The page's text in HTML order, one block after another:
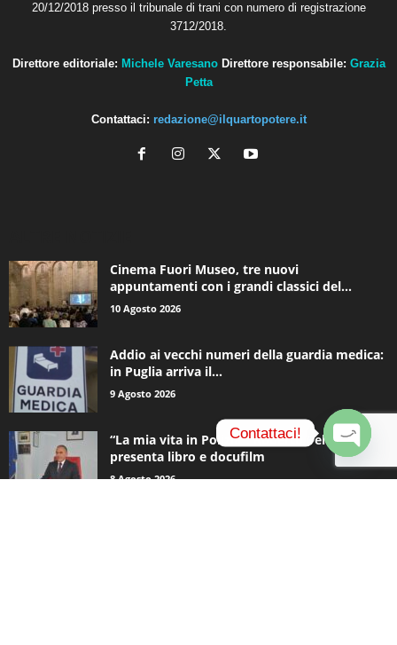
20/12/2018 presso il tribunale di trani con numero di registrazione
3712/2018.
Direttore editoriale: Michele Varesano Direttore responsabile: Grazia
Petta
Contattaci: redazione@ilquartopotere.it
Cinema Fuori Museo, tre nuovi
appuntamenti con i grandi classici del...
10 Agosto 2026
Addio ai vecchi numeri della guardia medica:
in Puglia arriva il...
9 Agosto 2026
“La mia vita in Polizia”: Roberto Pellicone
presenta libro e docufilm
8 Agosto 2026
Contattaci!
O